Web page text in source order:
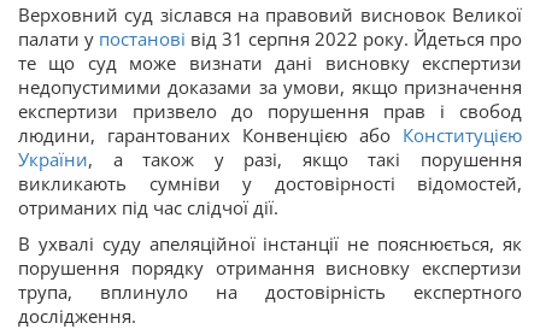
Верховний суд зіслався на правовий висновок Великої
палати у постанові від 31 серпня 2022 року. Йдеться про
те що суд може визнати дані висновку експертизи
недопустимими доказами за умови, якщо призначення
експертизи призвело до порушення прав і свобод
людини, гарантованих Конвенцією або Конституцією
України, а також у разі, якщо такі порушення
викликають сумніви у достовірності відомостей,
отриманих під час слідчої дії.
В ухвалі суду апеляційної інстанції не пояснюється, як
порушення порядку отримання висновку експертизи
трупа, вплинуло на достовірність експертного
дослідження.